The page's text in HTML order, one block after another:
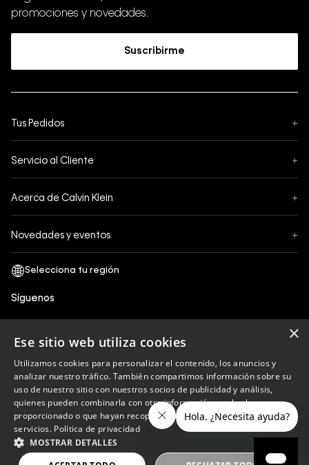
promociones y novedades.
Suscribirme
Tus Pedidos +
Formas de Pago
Servicio al Cliente +
¿Cómo comprar?
Acerca de Calvin Klein +
Términos y Condiciones
Política de Privacidad y tratamiento de datos personales
Política de Cookies
Libro de reclamaciones
Políticas de recojo en tienda
Novedades y eventos +
Síguenos
Calvin Klein
Copyright © 2023 Calvin Klein peru ®. Todos los
derechos reservados.
×
Ese sitio web utiliza cookies
Utilizamos cookies para personalizar el contenido, los anuncios y
analizar nuestro tráfico. También compartimos información sobre su
uso de nuestro sitio con nuestros socios de publicidad y análisis,
quienes pueden combinarla con otra información que les haya
proporcionado o que hayan recopilado a partir del uso de sus
servicios. Política de privacidad
MOSTRAR DETALLES